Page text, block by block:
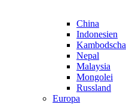
China
Indonesien
Kambodscha
Nepal
Malaysia
Mongolei
Russland
Europa